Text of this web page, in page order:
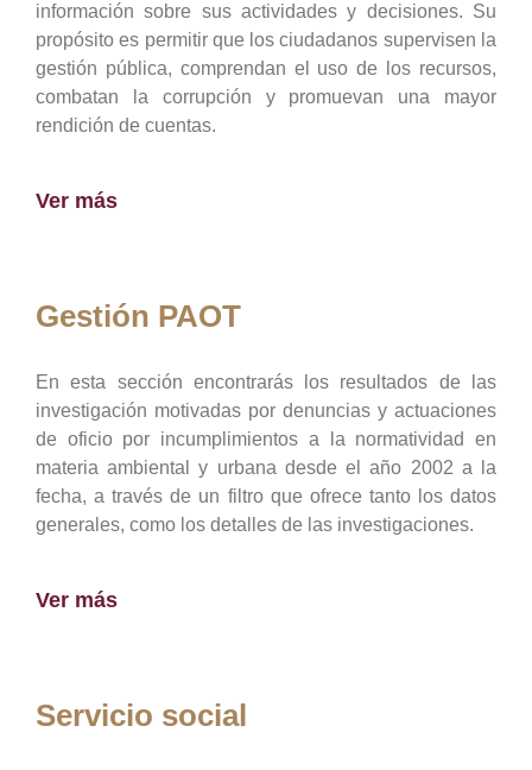
información sobre sus actividades y decisiones. Su
propósito es permitir que los ciudadanos supervisen la
gestión pública, comprendan el uso de los recursos,
combatan la corrupción y promuevan una mayor
rendición de cuentas.
Ver más
Gestión PAOT
En esta sección encontrarás los resultados de las
investigación motivadas por denuncias y actuaciones
de oficio por incumplimientos a la normatividad en
materia ambiental y urbana desde el año 2002 a la
fecha, a través de un filtro que ofrece tanto los datos
generales, como los detalles de las investigaciones.
Ver más
Servicio social